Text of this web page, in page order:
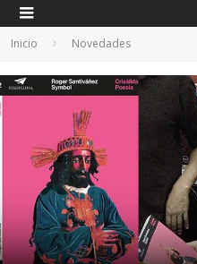
Inicio Novedades